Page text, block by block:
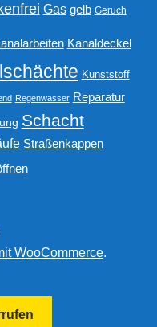
Gas gelb Geruch
Kanaldeckel
Kunststoff
Regenwasser Reparatur
Schacht
Straßenkappen
WooCommerce.